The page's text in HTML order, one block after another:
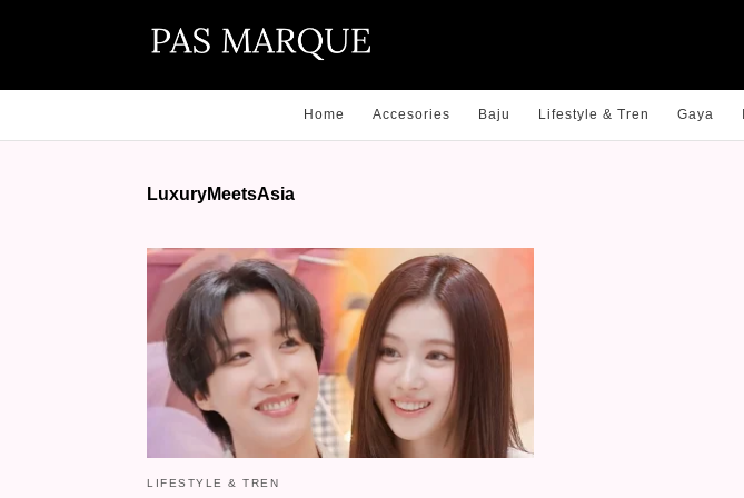
Home Accesories Baju Lifestyle & Tren Gaya
LuxuryMeetsAsia
LIFESTYLE & TREN